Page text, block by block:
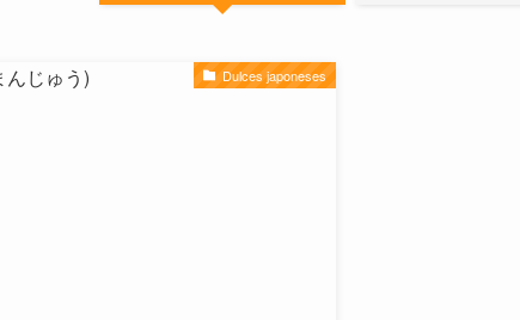
Dulces japoneses